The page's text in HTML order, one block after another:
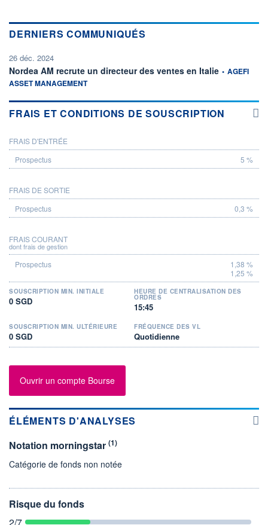
DERNIERS COMMUNIQUÉS
26 déc. 2024
Nordea AM recrute un directeur des ventes en Italie information
• AGEFI
ASSET MANAGEMENT
FRAIS ET CONDITIONS DE SOUSCRIPTION
PROSPECTUS
FRAIS D'ENTRÉE
5 %
FRAIS DE SORTIE
0,3 %
FRAIS COURANT
dont frais de gestion
1,38 %
1,25 %
SOUSCRIPTION MIN. INITIALE
0 SGD
HEURE DE CENTRALISATION DES
ORDRES
15:45
SOUSCRIPTION MIN. ULTÉRIEURE
0 SGD
FRÉQUENCE DES VL
Quotidienne
Ouvrir un compte Bourse
ÉLÉMENTS D'ANALYSES
Notation morningstar (1)
Catégorie de fonds non notée
Risque du fonds